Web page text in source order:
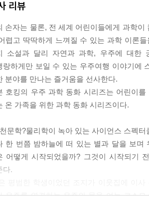
리뷰
손자는 물론, 전 세계 어린이들에게 과학
렵고 딱딱하게 느껴질 수 있는 과학 이론
소설과 달리 자연과 과학, 우주에 대한
랑하게만 보일 수 있는 우주여행 이야기에
분야를 만나는 즐거움을 선사한다.
호킹의 우주 과학 동화 시리즈는 어린이
온 가족을 위한 과학 동화 시리즈이다.
문학?물리학이 녹아 있는 사이언스 스펙터
한 번쯤 밤하늘에 떠 있는 별과 달을 보
어떻게 시작되었을까? 그것이 시작되기
다.
우주를 연결하는 우주의 문을 여는 코스